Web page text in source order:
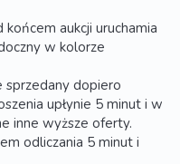
aukcji uruchamia
w kolorze
dopiero
upłynie 5 minut i w
inne wyższe oferty.
odliczania 5 minut i